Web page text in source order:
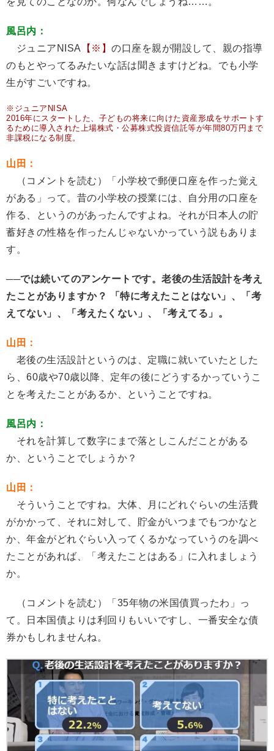
風呂内：
ジュニアNISA 【※】 の口座を親が開設して、親の指導
のもとやってるみたいな話は聞きますけどね。でも小学
生がすごいですね。
※ジュニアNISA
2016年にスタートした、子どもの将来に向けた資産形成をサポートす
るために導入された上場株式・公募株式投資信託等が年間80万円まで
非課税になる制度。
山田：
（コメントを読む）「小学校で郵便口座を作った覚え
がある」って。昔の小学校の授業には、自分用の口座を
作る、というのがあったんですよね。それが日本人の貯
蓄好きの性格を作ったんじゃないかっていう説もありま
す。
──では続いてのアンケートです。老後の生活設計を考え
たことがありますか？ 「特に考えたことはない」、「考
えてない」、「考えたくない」、「考えてる」。
山田：
老後の生活設計というのは、定職に就いていたとした
ら、60歳や70歳以降、定年の後にどうするかっていうこ
とを考えたことがあるか、ということですね。
風呂内：
それを計算して数字にまで落としこんだことがある
か、ということでしょうか？
山田：
そういうことですね。大体、月にどれぐらいの生活費
がかかって、それに対して、貯金がいつまでもつかなと
か、年金がどれぐらい入ってくるかなっていうのを調べ
たことがあれば、「考えたことはある」に入れましょう
か。
（コメントを読む）「35年物の米国債買ったわ」っ
て。日本国債よりは利回りもいいですし、一番安全な債
券かもしれませんね。